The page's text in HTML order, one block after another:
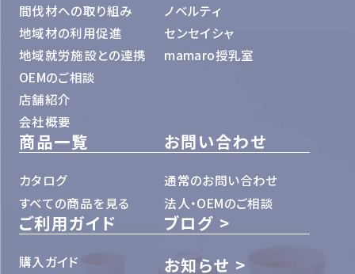
間伐材への取り組み
地域材の利用促進
地域就労施設との連携
OEMのご相談
店舗紹介
会社概要
ノベルティ
センセイシャ
mamaro授乳室
商品一覧
カタログ
すべての商品を見る
お問い合わせ
通常のお問い合わせ
法人・OEMのご相談
ご利用ガイド
購入ガイド
ブログ
お知らせ